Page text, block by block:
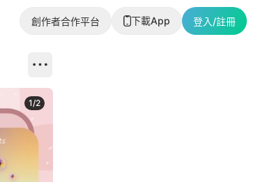
創作者合作平台 下載App 登入/註冊
1/2